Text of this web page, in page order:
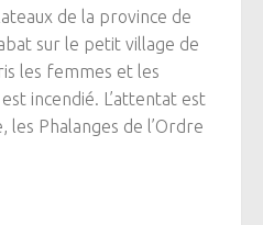
de la province de
sur le petit village de
les femmes et les
incendié. L’attentat est
Phalanges de l’Ordre